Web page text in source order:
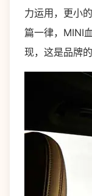
力运用，更小
篇一律，MINI
现，这是品牌